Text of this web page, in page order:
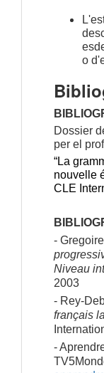
o
Dossier
per el
“La
nouvelle
CLE
-
Niveau
2003
- Rey-
français
-